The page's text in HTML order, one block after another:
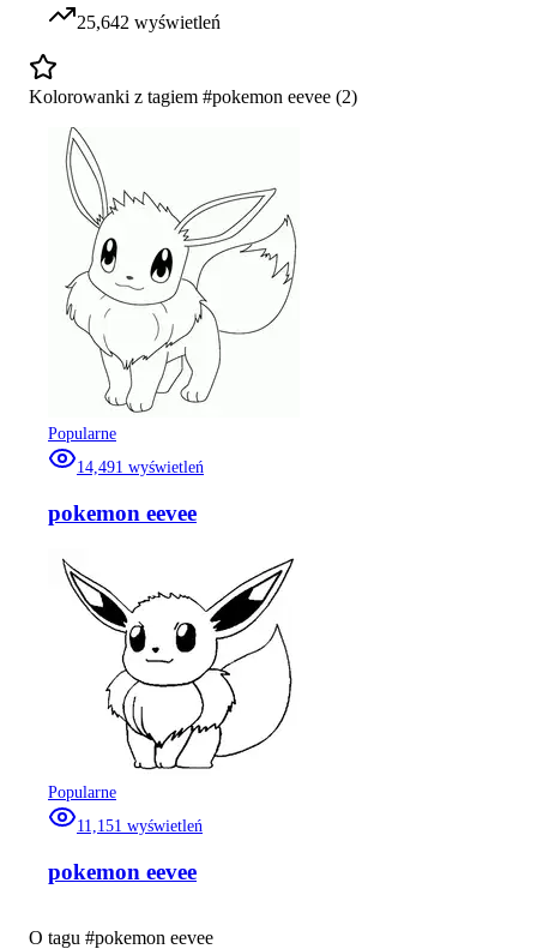
25,642 wyświetleń
Kolorowanki z tagiem #pokemon eevee (2)
Popularne
14,491 wyświetleń
pokemon eevee
Popularne
11,151 wyświetleń
pokemon eevee
O tagu #pokemon eevee